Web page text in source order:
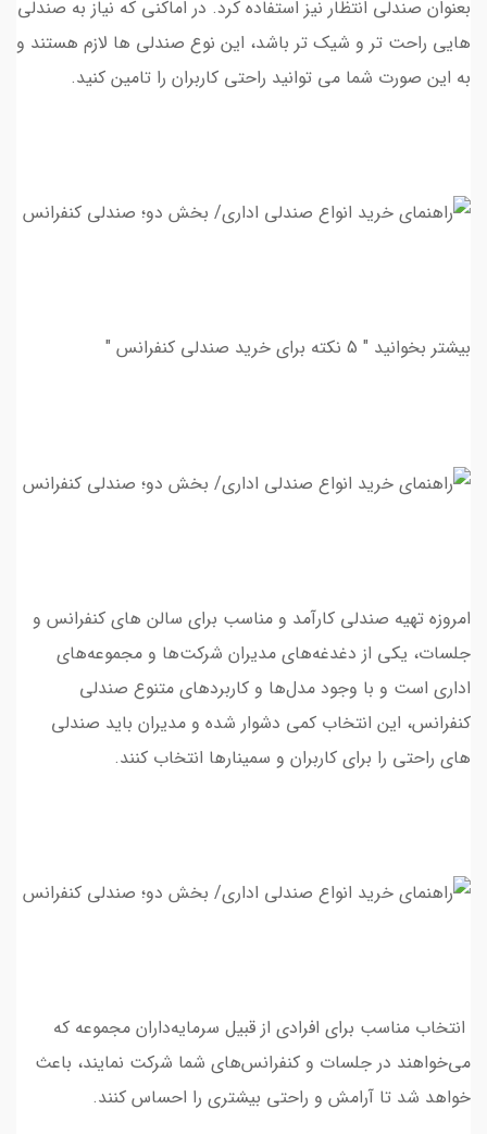
بعنوان صندلی انتظار نیز استفاده کرد. در اماکنی که نیاز به صندلی
هایی راحت تر و شیک تر باشد، اين نوع صندلي ها لازم هستند و
به این صورت شما مي توانيد راحتي كاربران را تامين كنيد.
بیشتر بخوانید " 5 نکته برای خرید صندلی کنفرانس "
امروزه تهیه صندلی کارآمد و مناسب برای سالن های کنفرانس و
جلسات، یکی از دغدغه‌های مدیران شرکت‌ها و مجموعه‌های
اداری است و با وجود مدل‌ها و کاربرد‌های متنوع صندلی
کنفرانس، این انتخاب کمی دشوار شده و مديران بايد صندلي
هاي راحتي را براي كاربران و سمينارها انتخاب كنند.
انتخاب مناسب برای افرادی از قبیل سرمایه‌داران مجموعه که
می‌خواهند در جلسات و کنفرانس‌های شما شرکت نمایند، باعث
خواهد شد تا آرامش و راحتی بيشتري را احساس كنند.